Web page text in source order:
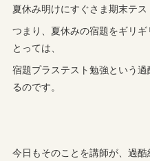
夏休み明けにすぐさま期末テス
つまり、夏休みの宿題をギリ
とっては、
宿題プラステスト勉強という
るのです。
今日もそのことを講師が、過